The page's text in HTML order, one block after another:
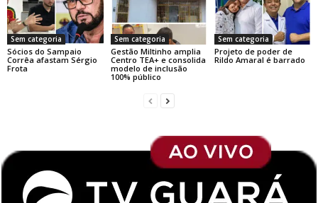
Sem categoria
Sócios do Sampaio
Corrêa afastam Sérgio
Frota
Sem categoria
Gestão Miltinho amplia
Centro TEA+ e consolida
modelo de inclusão
100% público
Sem categoria
Projeto de poder de
Rildo Amaral é barrado